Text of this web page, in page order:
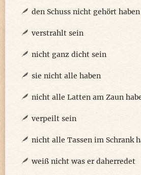
den Schuss nicht gehört haben
verstrahlt sein
nicht ganz dicht sein
sie nicht alle haben
nicht alle Latten am Zaun
verpeilt sein
nicht alle Tassen im Schrank
weiß nicht was er daherredet